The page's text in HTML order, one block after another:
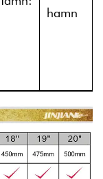
hamn